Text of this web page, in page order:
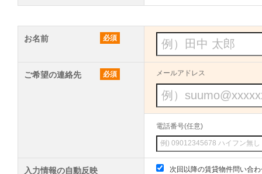
お名前 必須
ご希望の連絡先 必須 メールアドレス
電話番号(任意)
入力情報の自動反映 次回以降の賃貸物件問い合